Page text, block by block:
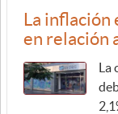
La inflación
en relación
La